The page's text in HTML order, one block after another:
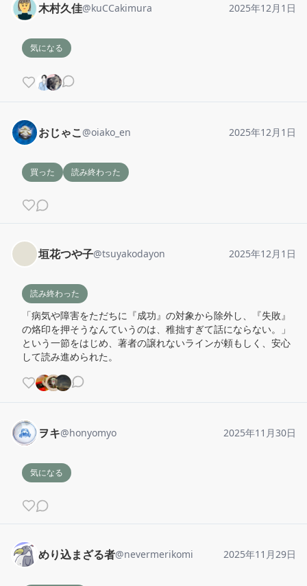
木村久佳@kuCCakimura 2025年12月1日
気になる
おじゃこ@oiako_en 2025年12月1日
買った 読み終わった
垣花つや子@tsuyakodayon 2025年12月1日
読み終わった
「病気や障害をただちに『成功』の対象から除外し、『失敗』
の烙印を押そうなんていうのは、稚拙すぎて話にならない。」
という一節をはじめ、著者の譲れないラインが頼もしく、安心
して読み進められた。
ヲキ@honyomyo 2025年11月30日
気になる
めり込まざる者@nevermerikomi 2025年11月29日